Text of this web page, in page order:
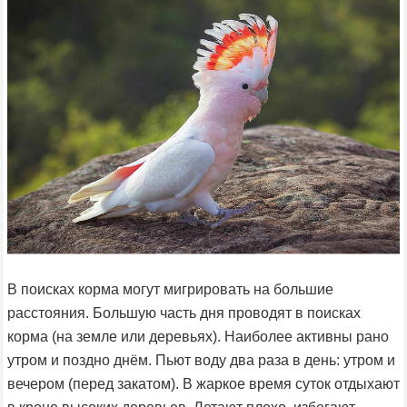
В поисках корма могут мигрировать на большие
расстояния. Большую часть дня проводят в поисках
корма (на земле или деревьях). Наиболее активны рано
утром и поздно днём. Пьют воду два раза в день: утром и
вечером (перед закатом). В жаркое время суток отдыхают